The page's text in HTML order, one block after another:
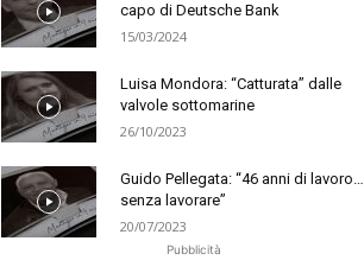
capo di Deutsche Bank
15/03/2024
Luisa Mondora: “Catturata” dalle
valvole sottomarine
26/10/2023
Guido Pellegata: “46 anni di lavoro…
senza lavorare”
20/07/2023
Pubblicità